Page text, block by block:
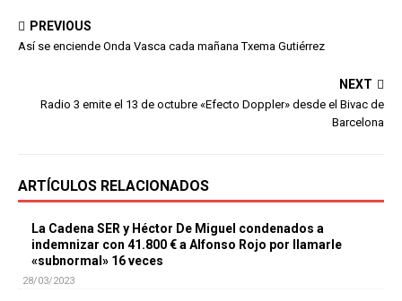
PREVIOUS
Así se enciende Onda Vasca cada mañana Txema Gutiérrez
NEXT
Radio 3 emite el 13 de octubre «Efecto Doppler» desde el Bivac de
Barcelona
ARTÍCULOS RELACIONADOS
La Cadena SER y Héctor De Miguel condenados a
indemnizar con 41.800 € a Alfonso Rojo por llamarle
«subnormal» 16 veces
28/03/2023